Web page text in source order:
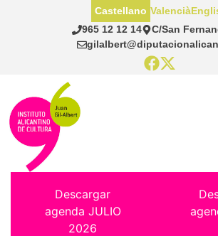
965 12 12 14
C/San
Castellano Valencià
Descargar
agenda JULIO
2026